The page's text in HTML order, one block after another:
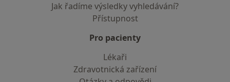
Jak řadíme výsledky vyhledávání?
Přístupnost
Pro pacienty
Lékaři
Zdravotnická zařízení